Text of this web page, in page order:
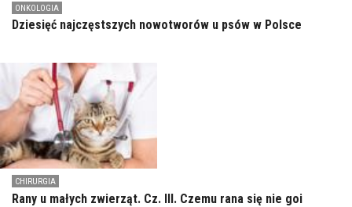
ONKOLOGIA
Dziesięć najczęstszych nowotworów u psów w Polsce
CHIRURGIA
Rany u małych zwierząt. Cz. III. Czemu rana się nie goi